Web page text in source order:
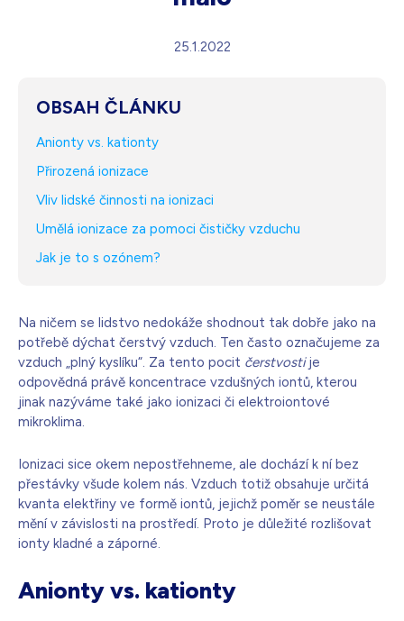
25.1.2022
OBSAH ČLÁNKU
Anionty vs. kationty
Přirozená ionizace
Vliv lidské činnosti na ionizaci
Umělá ionizace za pomoci čističky vzduchu
Jak je to s ozónem?
Na ničem se lidstvo nedokáže shodnout tak dobře jako na
potřebě dýchat čerstvý vzduch. Ten často označujeme za
vzduch „plný kyslíku“. Za tento pocit čerstvostije
odpovědná právě koncentrace vzdušných iontů, kterou
jinak nazýváme také jako ionizaci či elektroiontové
mikroklima.
Ionizaci sice okem nepostřehneme, ale dochází k ní bez
přestávky všude kolem nás. Vzduch totiž obsahuje určitá
kvanta elektřiny ve formě iontů, jejichž poměr se neustále
mění v závislosti na prostředí. Proto je důležité rozlišovat
ionty kladné a záporné.
Anionty vs. kationty
Skladem - doprava zdarma